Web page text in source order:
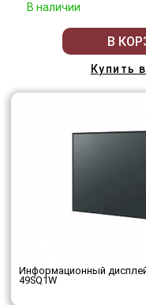
В наличии
В
Купить
Информационный
49SQ1W